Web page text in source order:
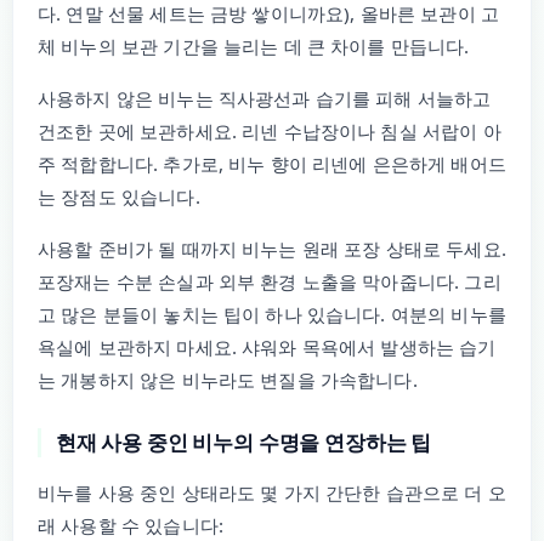
다. 연말 선물 세트는 금방 쌓이니까요), 올바른 보관이 고
체 비누의 보관 기간을 늘리는 데 큰 차이를 만듭니다.
사용하지 않은 비누는 직사광선과 습기를 피해 서늘하고
건조한 곳에 보관하세요. 리넨 수납장이나 침실 서랍이 아
주 적합합니다. 추가로, 비누 향이 리넨에 은은하게 배어드
는 장점도 있습니다.
사용할 준비가 될 때까지 비누는 원래 포장 상태로 두세요.
포장재는 수분 손실과 외부 환경 노출을 막아줍니다. 그리
고 많은 분들이 놓치는 팁이 하나 있습니다. 여분의 비누를
욕실에 보관하지 마세요. 샤워와 목욕에서 발생하는 습기
는 개봉하지 않은 비누라도 변질을 가속합니다.
현재 사용 중인 비누의 수명을 연장하는 팁
비누를 사용 중인 상태라도 몇 가지 간단한 습관으로 더 오
래 사용할 수 있습니다: